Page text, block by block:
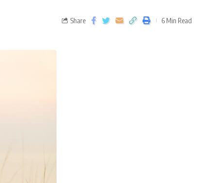
Share 6 Min Read